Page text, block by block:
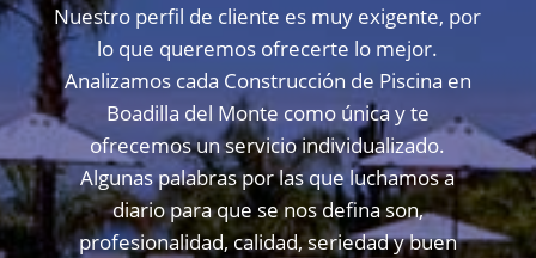
Nuestro perfil de cliente es muy exigente, por
lo que queremos ofrecerte lo mejor.
Analizamos cada Construcción de Piscina en
Boadilla del Monte como única y te
ofrecemos un servicio individualizado.
Algunas palabras por las que luchamos a
diario para que se nos defina son,
profesionalidad, calidad, seriedad y buen